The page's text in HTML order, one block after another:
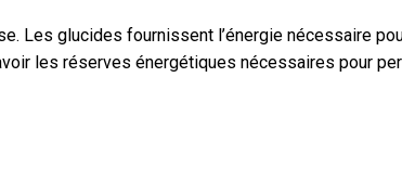
glucides fournissent l’énergie nécessaire
les réserves énergétiques nécessaires pour